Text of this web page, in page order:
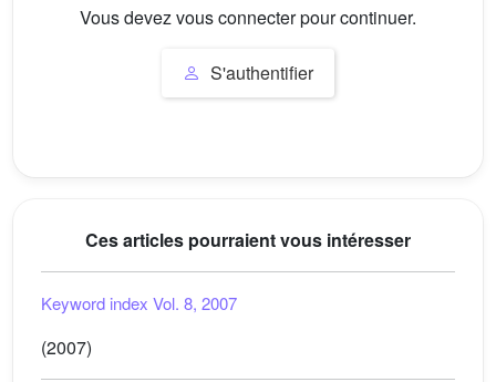
Vous devez vous connecter pour continuer.
S'authentifier
Ces articles pourraient vous intéresser
Keyword index Vol. 8, 2007
(2007)